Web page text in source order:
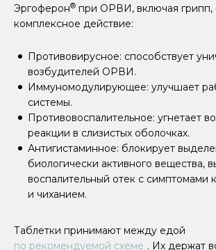
Эргоферон® при ОРВИ, включая грипп,
комплексное действие:
Противовирусное: способствует
возбудителей ОРВИ.
Иммуномодулирующее: улучшает
системы.
Противовоспалительное: угнетает
реакции в слизистых оболочках.
Антигистаминное: блокирует
биологически активного вещества,
воспалительный отек с симптомами
и чиханием.
Таблетки принимают между едой
по рекомендуемой схеме . Их держат